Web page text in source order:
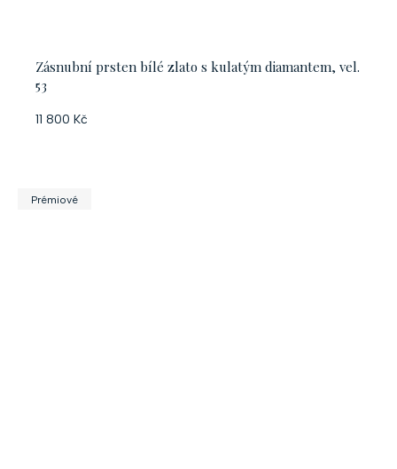
Zásnubní prsten bílé zlato s kulatým diamantem, vel.
53
11 800 Kč
Prémiové